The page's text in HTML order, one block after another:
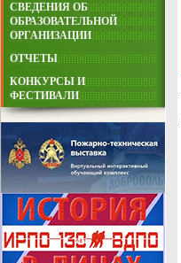
СВЕДЕНИЯ ОБ
ОБРАЗОВАТЕЛЬНОЙ
ОРГАНИЗАЦИИ
ОТЧЕТЫ
КОНКУРСЫ И
ФЕСТИВАЛИ